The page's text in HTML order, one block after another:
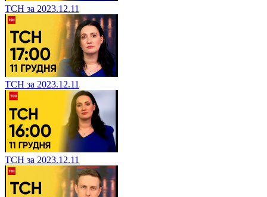
ТСН за 2023.12.11
ТСН за 2023.12.11
ТСН за 2023.12.11